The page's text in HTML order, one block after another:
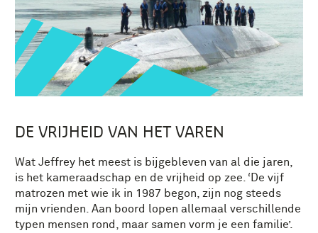
DE VRIJHEID VAN HET VAREN
Wat Jeffrey het meest is bijgebleven van al die jaren,
is het kameraadschap en de vrijheid op zee. ‘De vijf
matrozen met wie ik in 1987 begon, zijn nog steeds
mijn vrienden. Aan boord lopen allemaal verschillende
typen mensen rond, maar samen vorm je een familie’.